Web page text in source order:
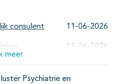
consulent 11-06-2026
11-06-2026
11-06-2026
meer
Psychiatrie en